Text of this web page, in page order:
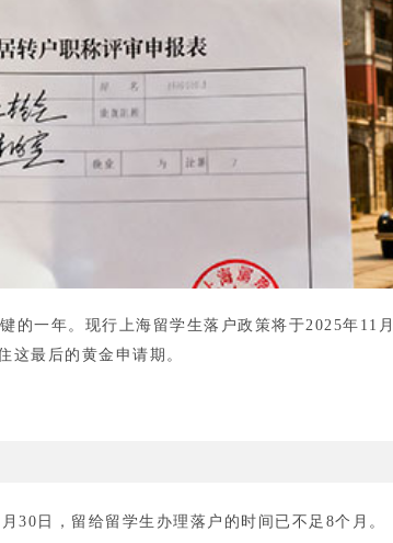
的一年。现行上海留学生落户政策将于2025年11
这最后的黄金申请期。
30日，留给留学生办理落户的时间已不足8个月。